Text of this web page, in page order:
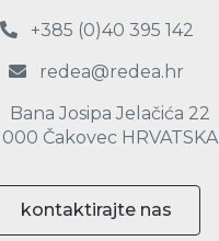
+385 (0)40 395 142
redea@redea.hr
Bana Josipa Jelačića 22
Čakovec HRVATSKA
kontaktirajte nas